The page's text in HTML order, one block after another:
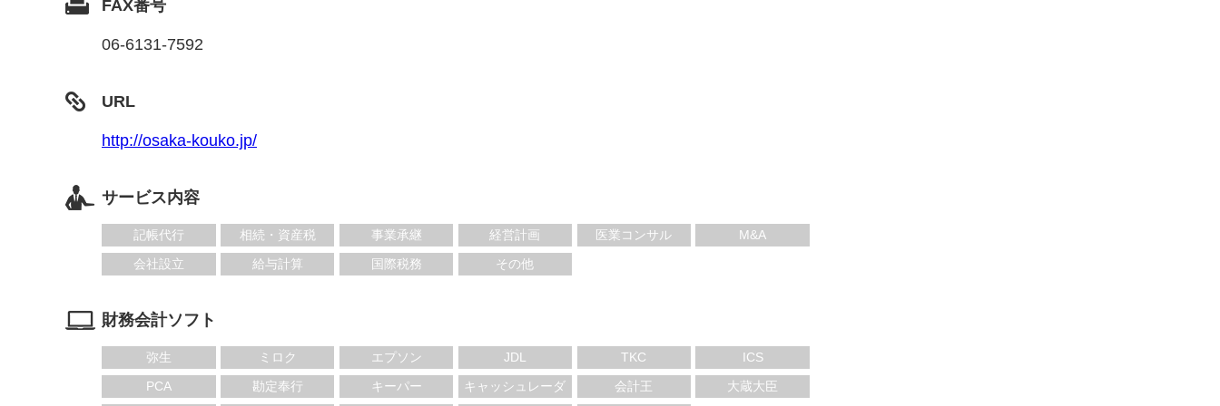
FAX番号
06-6131-7592
URL
http://osaka-kouko.jp/
サービス内容
記帳代行 相続・資産税 事業承継 経営計画 医業コンサル
M&A
会社設立
給与計算 国際税務 その他
財務会計ソフト
弥生 ミロク エプソン JDL TKC
ICS
PCA
勘定奉行 キーパー
キャッシュレーダ
会計王 大蔵大臣